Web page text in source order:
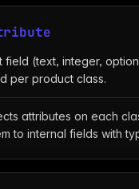
field (text, integer,
per product class.
attributes on each
to internal fields with